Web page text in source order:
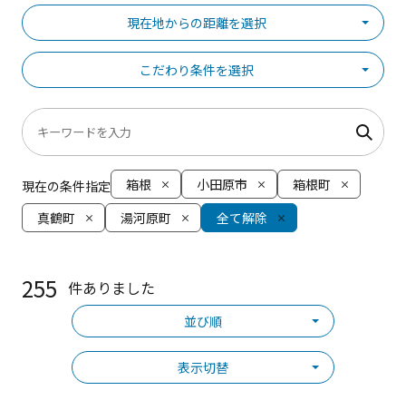
現在地からの距離を選択
こだわり条件を選択
現在の条件指定 箱根 小田原市
箱根町
真鶴町
湯河原町 全て解除
255 件ありました
並び順
表示切替